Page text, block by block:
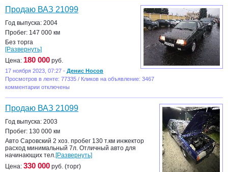
Продаю ВАЗ 21099
Год выпуска: 2004
Пробег: 147 000 км
Без торга
[Развернуть]
Цена: 180 000 руб.
17 ноября 2023, 07:27 - Денис Носов
Просмотров в ленте: 77335 / Кликов на объявление: 3467
комментарии отключены
Продаю ВАЗ 21099
Год выпуска: 2003
Пробег: 130 000 км
Авто Саровский 2 хоз. пробег 130 т.км инжектор
расход минимальный 7л. Отличный авто для
начинающих тел.[Развернуть]
Цена: 330 000 руб. (торг)